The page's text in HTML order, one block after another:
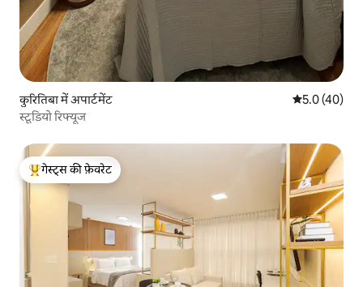
कुरितिबा में अपार्टमेंट औसत रेटिंग 5
5.0 (40)
स्टूडियो रिफ्यूज
गेस्ट्स का टॉप फ़ेवरेट
गेस्ट्स की फ़ेवरेट